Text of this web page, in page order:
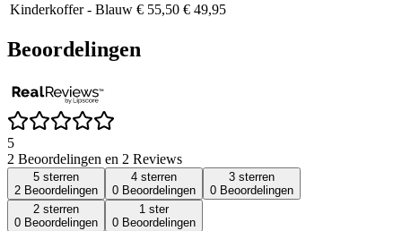
Kinderkoffer - Blauw € 55,50 € 49,95
Beoordelingen
5
2 Beoordelingen en 2 Reviews
5 sterren
2 Beoordelingen
4 sterren
0 Beoordelingen
3 sterren
0 Beoordelingen
2 sterren
0 Beoordelingen
1 ster
0 Beoordelingen